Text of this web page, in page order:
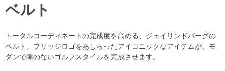
ベルト
トータルコーディネートの完成度を高める、ジェイリンドバーグの
ベルト。ブリッジロゴをあしらったアイコニックなアイテムが、モ
ダンで隙のないゴルフスタイルを完成させます。